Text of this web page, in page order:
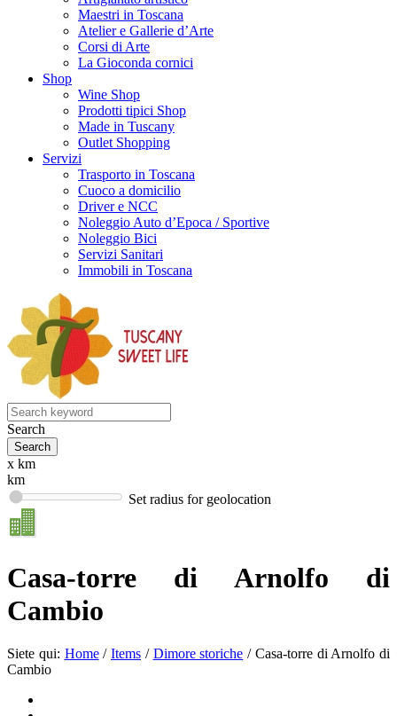
Maestri in Toscana
Atelier e Gallerie d’Arte
Corsi di Arte
La Gioconda cornici
Shop
Wine Shop
Prodotti tipici Shop
Made in Tuscany
Outlet Shopping
Servizi
Trasporto in Toscana
Cuoco a domicilio
Driver e NCC
Noleggio Auto d’Epoca / Sportive
Noleggio Bici
Servizi Sanitari
Immobili in Toscana
Search
x km
km
Set radius for geolocation
Casa-torre di Arnolfo di
Cambio
Siete qui: Home / Items / Dimore storiche / Casa-torre di Arnolfo di
Cambio